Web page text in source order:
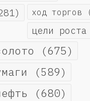
ход торгов
цели роста
(675)
(589)
(680)